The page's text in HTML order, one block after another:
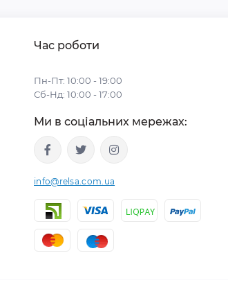
Час роботи
Пн-Пт: 10:00 - 19:00
Сб-Нд: 10:00 - 17:00
Ми в соціальних мережах:
info@relsa.com.ua